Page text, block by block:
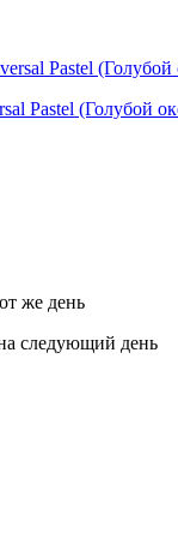
Pastel (Голубой
же день
следующий день